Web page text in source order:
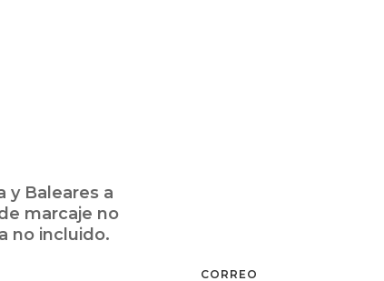
y Baleares a
marcaje no
no incluido.
CORREO